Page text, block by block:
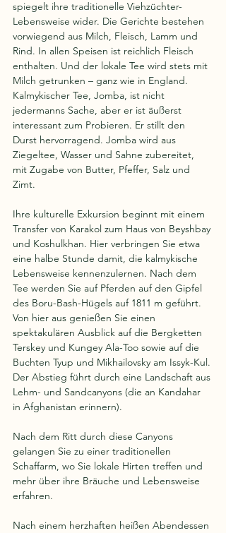
spiegelt ihre traditionelle Viehzüchter-
Lebensweise wider. Die Gerichte bestehen
vorwiegend aus Milch, Fleisch, Lamm und
Rind. In allen Speisen ist reichlich Fleisch
enthalten. Und der lokale Tee wird stets mit
Milch getrunken – ganz wie in England.
Kalmykischer Tee, Jomba, ist nicht
jedermanns Sache, aber er ist äußerst
interessant zum Probieren. Er stillt den
Durst hervorragend. Jomba wird aus
Ziegeltee, Wasser und Sahne zubereitet,
mit Zugabe von Butter, Pfeffer, Salz und
Zimt.
Ihre kulturelle Exkursion beginnt mit einem
Transfer von Karakol zum Haus von Beyshbay
und Koshulkhan. Hier verbringen Sie etwa
eine halbe Stunde damit, die kalmykische
Lebensweise kennenzulernen. Nach dem
Tee werden Sie auf Pferden auf den Gipfel
des Boru-Bash-Hügels auf 1811 m geführt.
Von hier aus genießen Sie einen
spektakulären Ausblick auf die Bergketten
Terskey und Kungey Ala-Too sowie auf die
Buchten Tyup und Mikhailovsky am Issyk-Kul.
Der Abstieg führt durch eine Landschaft aus
Lehm- und Sandcanyons (die an Kandahar
in Afghanistan erinnern).
Nach dem Ritt durch diese Canyons
gelangen Sie zu einer traditionellen
Schaffarm, wo Sie lokale Hirten treffen und
mehr über ihre Bräuche und Lebensweise
erfahren.
Nach einem herzhaften heißen Abendessen